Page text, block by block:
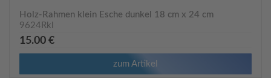
Holz-Rahmen klein Esche dunkel 18 cm x 24 cm
9624Rkl
15.00 €
zum Artikel